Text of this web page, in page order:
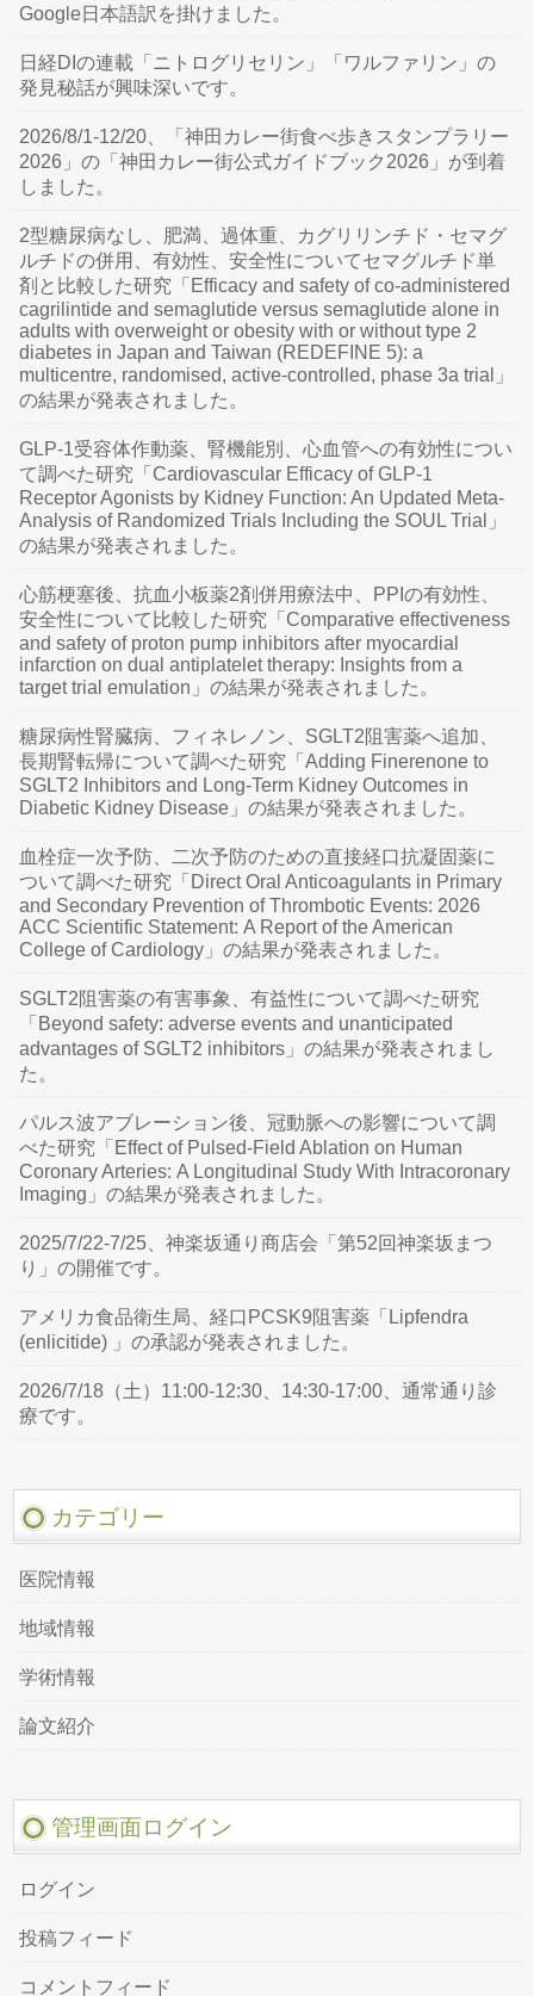
Google日本語訳を掛けました。
日経DIの連載「ニトログリセリン」「ワルファリン」の
発見秘話が興味深いです。
2026/8/1-12/20、「神田カレー街食べ歩きスタンプラリー
2026」の「神田カレー街公式ガイドブック2026」が到着
しました。
2型糖尿病なし、肥満、過体重、カグリリンチド・セマグ
ルチドの併用、有効性、安全性についてセマグルチド単
剤と比較した研究「Efficacy and safety of co-administered
cagrilintide and semaglutide versus semaglutide alone in
adults with overweight or obesity with or without type 2
diabetes in Japan and Taiwan (REDEFINE 5): a
multicentre, randomised, active-controlled, phase 3a trial」
の結果が発表されました。
GLP-1受容体作動薬、腎機能別、心血管への有効性につい
て調べた研究「Cardiovascular Efficacy of GLP-1
Receptor Agonists by Kidney Function: An Updated Meta-
Analysis of Randomized Trials Including the SOUL Trial」
の結果が発表されました。
心筋梗塞後、抗血小板薬2剤併用療法中、PPIの有効性、
安全性について比較した研究「Comparative effectiveness
and safety of proton pump inhibitors after myocardial
infarction on dual antiplatelet therapy: Insights from a
target trial emulation」の結果が発表されました。
糖尿病性腎臓病、フィネレノン、SGLT2阻害薬へ追加、
長期腎転帰について調べた研究「Adding Finerenone to
SGLT2 Inhibitors and Long-Term Kidney Outcomes in
Diabetic Kidney Disease」の結果が発表されました。
血栓症一次予防、二次予防のための直接経口抗凝固薬に
ついて調べた研究「Direct Oral Anticoagulants in Primary
and Secondary Prevention of Thrombotic Events: 2026
ACC Scientific Statement: A Report of the American
College of Cardiology」の結果が発表されました。
SGLT2阻害薬の有害事象、有益性について調べた研究
「Beyond safety: adverse events and unanticipated
advantages of SGLT2 inhibitors」の結果が発表されまし
た。
パルス波アブレーション後、冠動脈への影響について調
べた研究「Effect of Pulsed-Field Ablation on Human
Coronary Arteries: A Longitudinal Study With Intracoronary
Imaging」の結果が発表されました。
2025/7/22-7/25、神楽坂通り商店会「第52回神楽坂まつ
り」の開催です。
アメリカ食品衛生局、経口PCSK9阻害薬「Lipfendra
(enlicitide) 」の承認が発表されました。
2026/7/18（土）11:00-12:30、14:30-17:00、通常通り診
療です。
カテゴリー
医院情報
地域情報
学術情報
論文紹介
管理画面ログイン
ログイン
投稿フィード
コメントフィード